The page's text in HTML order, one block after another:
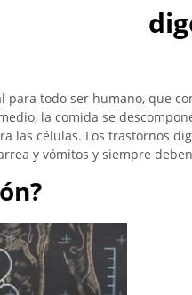
para todo ser humano, que
la comida se
las células. Los trastornos
y vómitos y siempre